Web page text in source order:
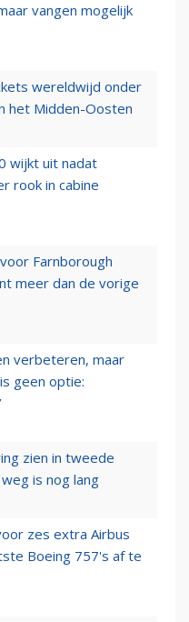
vangen mogelijk
wereldwijd onder
het Midden-Oosten
wijkt uit nadat
rook in cabine
Farnborough
meer dan de vorige
verbeteren, maar
geen optie:
zien in tweede
is nog lang
zes extra Airbus
Boeing 757's af te